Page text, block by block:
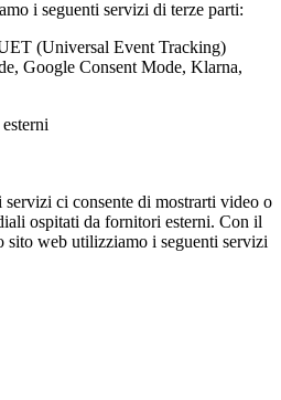
i seguenti servizi di terze parti:
(Universal Event Tracking)
Google Consent Mode, Klarna,
servizi ci consente di mostrarti video o
ospitati da fornitori esterni. Con il
sito web utilizziamo i seguenti servizi